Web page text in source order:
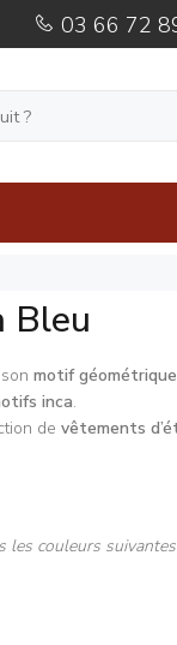
03 66 72
Bleu
motif géométrique
inca.
de vêtements
les couleurs